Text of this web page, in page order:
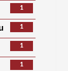
1
1
1
1